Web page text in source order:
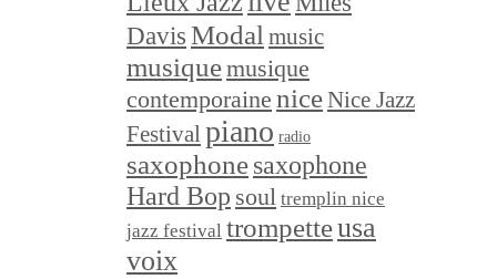
Davis Modal music
musiquemusique
contemporaine niceNice Jazz
Festival piano radio
saxophonesaxophone
Hard Bop soul tremplin nice
jazz festival trompetteusa
voix